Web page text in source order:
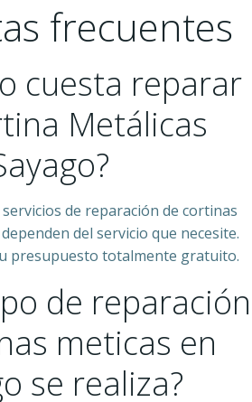
frecuentes
cuesta reparar
Metálicas
de reparación de cortinas
del servicio que necesite.
presupuesto totalmente gratuito.
de reparación
meticas en
se realiza?